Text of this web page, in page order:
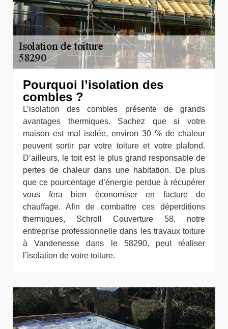
Pourquoi l’isolation des
combles ?
L’isolation des combles présente de grands
avantages thermiques. Sachez que si votre
maison est mal isolée, environ 30 % de chaleur
peuvent sortir par votre toiture et votre plafond.
D’ailleurs, le toit est le plus grand responsable de
pertes de chaleur dans une habitation. De plus
que ce pourcentage d’énergie perdue à récupérer
vous fera bien économiser en facture de
chauffage. Afin de combattre ces déperditions
thermiques, Schroll Couverture 58, notre
entreprise professionnelle dans les travaux toiture
à Vandenesse dans le 58290, peut réaliser
l’isolation de votre toiture.